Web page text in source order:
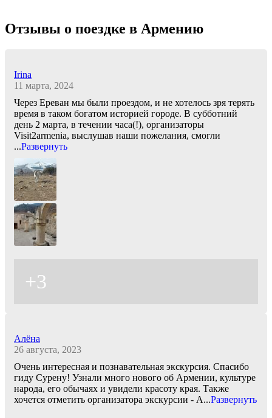
Отзывы о поездке в Армению
Irina
11 марта, 2024
Через Ереван мы были проездом, и не хотелось зря терять
время в таком богатом историей городе. В субботний
день 2 марта, в течении часа(!), организаторы
Visit2armenia, выслушав наши пожелания, смогли
...Развернуть
+3
Алёна
26 августа, 2023
Очень интересная и познавательная экскурсия. Спасибо
гиду Сурену! Узнали много нового об Армении, культуре
народа, его обычаях и увидели красоту края. Также
хочется отметить организатора экскурсии - А...Развернуть